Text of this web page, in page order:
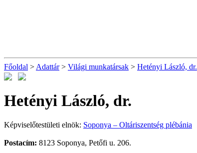
Főoldal > Adattár> Világi munkatársak > Hetényi László, dr.
Hetényi László, dr.
Képviselőtestületi elnök: Soponya – Oltáriszentség plébánia
Postacím: 8123 Soponya, Petőfi u. 206.